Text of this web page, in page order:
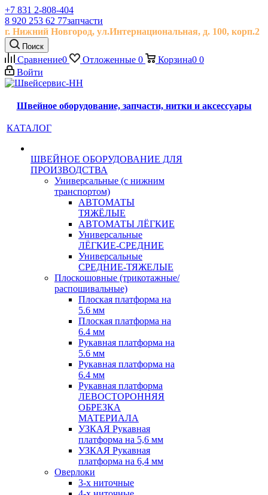
+7 831 2-808-404
8 920 253 62 77запчасти
г. Нижний Новгород, ул.Интернациональная, д. 100, корп.2
Поиск
Сравнение0 Отложенные 0 Корзина0 0
Войти
Швейное оборудование, запчасти, нитки и аксессуары
КАТАЛОГ
ШВЕЙНОЕ ОБОРУДОВАНИЕ ДЛЯ
ПРОИЗВОДСТВА
Универсальные (с нижним
транспортом)
АВТОМАТЫ
ТЯЖЁЛЫЕ
АВТОМАТЫ ЛЁГКИЕ
Универсальные
ЛЁГКИЕ-СРЕДНИЕ
Универсальные
СРЕДНИЕ-ТЯЖЕЛЫЕ
Плоскошовные (трикотажные/
распошивальные)
Плоская платформа на
5.6 мм
Плоская платформа на
6.4 мм
Рукавная платформа на
5.6 мм
Рукавная платформа на
6.4 мм
Рукавная платформа
ЛЕВОСТОРОННЯЯ
ОБРЕЗКА
МАТЕРИАЛА
УЗКАЯ Рукавная
платформа на 5,6 мм
УЗКАЯ Рукавная
платформа на 6,4 мм
Оверлоки
3-х ниточные